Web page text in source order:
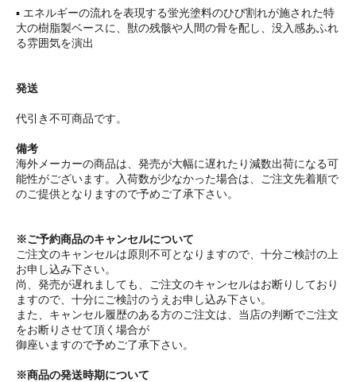
▪️ エネルギーの流れを表現する蛍光塗料のひび割れが施された特
大の樹脂製ベースに、獣の残骸や人間の骨を配し、没入感あふれ
る雰囲気を演出
発送
代引き不可商品です。
備考
海外メーカーの商品は、発売が大幅に遅れたり減数出荷になる可
能性がございます。入荷数が少なかった場合は、ご注文先着順で
のご提供となりますので予めご了承下さい。
※ご予約商品のキャンセルについて
ご注文のキャンセルは原則不可となりますので、十分ご検討の上
お申し込み下さい。
尚、発売が遅れましても、ご注文のキャンセルはお断りしており
ますので、十分にご検討のうえお申し込み下さい。
また、キャンセル履歴のある方のご注文は、当店の判断でご注文
をお断りさせて頂く場合が
御座いますので予めご了承下さい。
※商品の発送時期について